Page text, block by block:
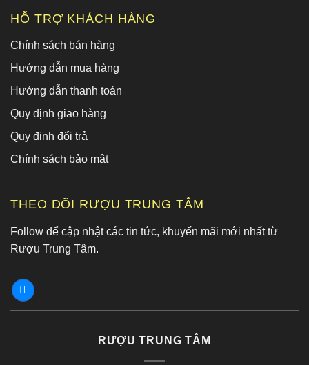
HỖ TRỢ KHÁCH HÀNG
Chính sách bán hàng
Hướng dẫn mua hàng
Hướng dẫn thanh toán
Quy định giao hàng
Quy định đổi trả
Chính sách bảo mật
THEO DÕI RƯỢU TRUNG TÂM
Follow để cập nhật các tin tức, khuyến mãi mới nhất từ
Rượu Trung Tâm.
RƯỢU TRUNG TÂM